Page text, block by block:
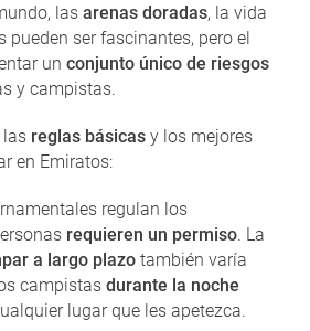
las arenas doradas, la vida
pueden ser fascinantes, pero el
un conjunto único de riesgos
y campistas.
las reglas básicas y los mejores
en Emiratos:
regulan los
requieren un permiso. La
a largo plazo también varía
campistas durante la noche
lugar que les apetezca.